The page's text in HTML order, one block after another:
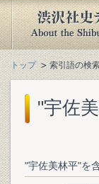
トップ 索引語の検
"宇佐
"宇佐美林平"を